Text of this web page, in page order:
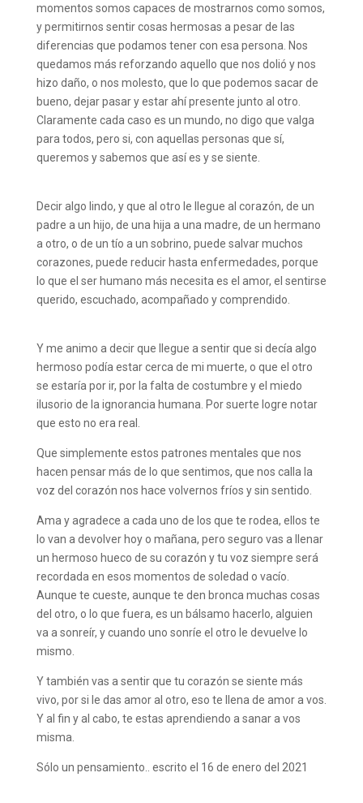
momentos somos capaces de mostrarnos como somos,
y permitirnos sentir cosas hermosas a pesar de las
diferencias que podamos tener con esa persona. Nos
quedamos más reforzando aquello que nos dolió y nos
hizo daño, o nos molesto, que lo que podemos sacar de
bueno, dejar pasar y estar ahí presente junto al otro.
Claramente cada caso es un mundo, no digo que valga
para todos, pero si, con aquellas personas que sí,
queremos y sabemos que así es y se siente.
Decir algo lindo, y que al otro le llegue al corazón, de un
padre a un hijo, de una hija a una madre, de un hermano
a otro, o de un tío a un sobrino, puede salvar muchos
corazones, puede reducir hasta enfermedades, porque
lo que el ser humano más necesita es el amor, el sentirse
querido, escuchado, acompañado y comprendido.
Y me animo a decir que llegue a sentir que si decía algo
hermoso podía estar cerca de mi muerte, o que el otro
se estaría por ir, por la falta de costumbre y el miedo
ilusorio de la ignorancia humana. Por suerte logre notar
que esto no era real.
Que simplemente estos patrones mentales que nos
hacen pensar más de lo que sentimos, que nos calla la
voz del corazón nos hace volvernos fríos y sin sentido.
Ama y agradece a cada uno de los que te rodea, ellos te
lo van a devolver hoy o mañana, pero seguro vas a llenar
un hermoso hueco de su corazón y tu voz siempre será
recordada en esos momentos de soledad o vacío.
Aunque te cueste, aunque te den bronca muchas cosas
del otro, o lo que fuera, es un bálsamo hacerlo, alguien
va a sonreír, y cuando uno sonríe el otro le devuelve lo
mismo.
Y también vas a sentir que tu corazón se siente más
vivo, por si le das amor al otro, eso te llena de amor a vos.
Y al fin y al cabo, te estas aprendiendo a sanar a vos
misma.
Sólo un pensamiento.. escrito el 16 de enero del 2021